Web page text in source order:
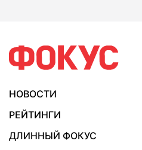
НОВОСТИ
РЕЙТИНГИ
ДЛИННЫЙ ФОКУС